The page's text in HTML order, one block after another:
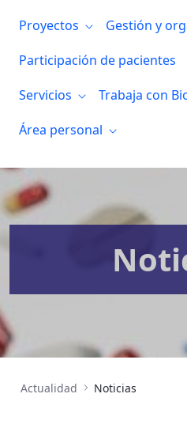
Proyectos
Gestión y
Participación de pacientes
Servicios
Trabaja con
Área personal
Actualidad Noticias